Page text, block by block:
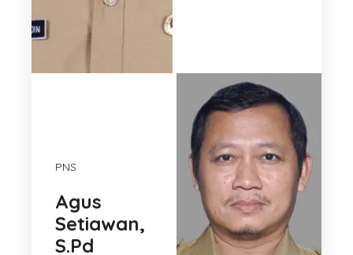
PNS
Agus
Setiawan,
S.Pd